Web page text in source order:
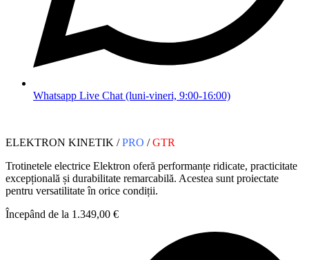
Whatsapp Live Chat (luni-vineri, 9:00-16:00)
ELEKTRON KINETIK /PRO /GTR
Trotinetele electrice Elektron oferă performanțe ridicate, practicitate
excepțională și durabilitate remarcabilă. Acestea sunt proiectate
pentru versatilitate în orice condiții.
Începând de la 1.349,00 €